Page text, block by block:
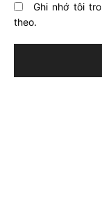
Ghi nhớ tôi
theo.